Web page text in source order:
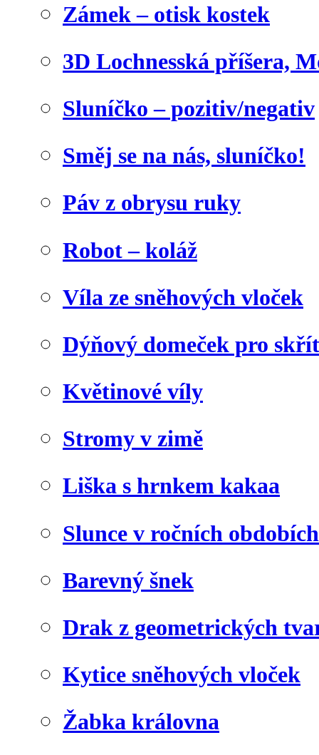
Zámek – otisk kostek
3D Lochnesská příšera,
Sluníčko – pozitiv/negativ
Směj se na nás, sluníčko!
Páv z obrysu ruky
Robot – koláž
Víla ze sněhových vloček
Dýňový domeček pro
Květinové víly
Stromy v zimě
Liška s hrnkem kakaa
Slunce v ročních obdobích
Barevný šnek
Drak z geometrických
Kytice sněhových vloček
Žabka královna